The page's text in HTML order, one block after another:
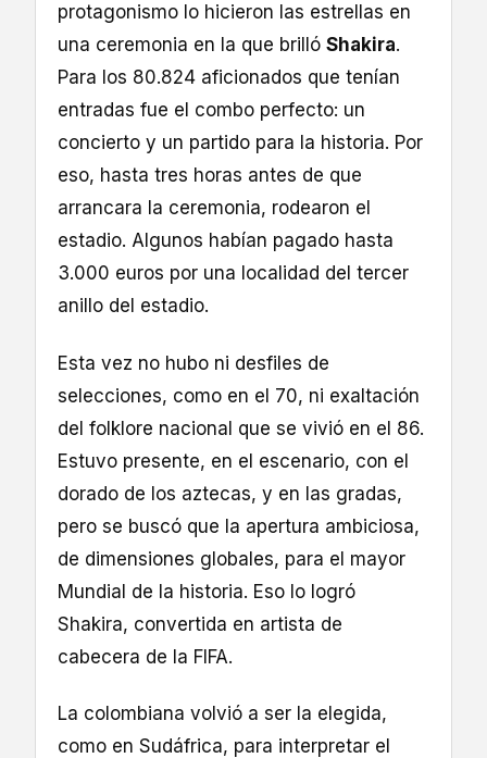
protagonismo lo hicieron las estrellas en
una ceremonia en la que brilló Shakira.
Para los 80.824 aficionados que tenían
entradas fue el combo perfecto: un
concierto y un partido para la historia. Por
eso, hasta tres horas antes de que
arrancara la ceremonia, rodearon el
estadio. Algunos habían pagado hasta
3.000 euros por una localidad del tercer
anillo del estadio.
Esta vez no hubo ni desfiles de
selecciones, como en el 70, ni exaltación
del folklore nacional que se vivió en el 86.
Estuvo presente, en el escenario, con el
dorado de los aztecas, y en las gradas,
pero se buscó que la apertura ambiciosa,
de dimensiones globales, para el mayor
Mundial de la historia. Eso lo logró
Shakira, convertida en artista de
cabecera de la FIFA.
La colombiana volvió a ser la elegida,
como en Sudáfrica, para interpretar el